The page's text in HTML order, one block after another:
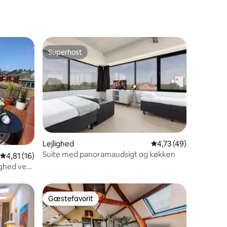
omtaler
4,81 ud af 5 i gennemsnitlig bedømmelse, 16 omtaler
4,81 (16)
ved
Superhost
Superhost
Lejlighed 4,73 ud af 5 i
4,73 (49)
Suite med panoramaudsigt og køkken
Gæstefavorit
Gæstefavorit